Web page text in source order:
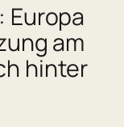
Europa
am
hinter